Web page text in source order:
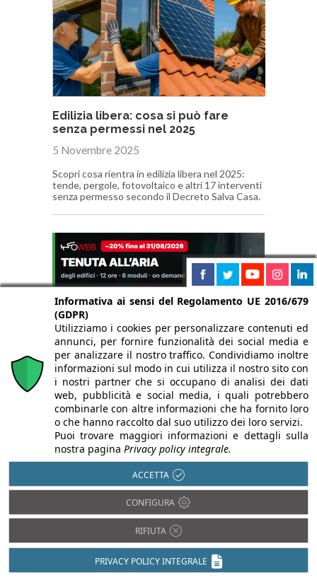
Edilizia libera: cosa si può fare
senza permessi nel 2025
5 Novembre 2025
Scopri cosa rientra in edilizia libera nel 2025:
tende, pergole, fotovoltaico e altri 17 interventi
senza permesso secondo il Decreto Salva Casa.
Informativa ai sensi del Regolamento UE 2016/679
(GDPR)
Utilizziamo i cookies per personalizzare contenuti ed
annunci, per fornire funzionalità dei social media e
per analizzare il nostro traffico. Condividiamo inoltre
informazioni sul modo in cui utilizza il nostro sito con
i nostri partner che si occupano di analisi dei dati
web, pubblicità e social media, i quali potrebbero
combinarle con altre informazioni che ha fornito loro
o che hanno raccolto dal suo utilizzo dei loro servizi.
Puoi trovare maggiori informazioni e dettagli sulla
nostra pagina Privacy policy integrale.
ACCETTA
CONFIGURA
RIFIUTA
PRIVACY POLICY INTEGRALE